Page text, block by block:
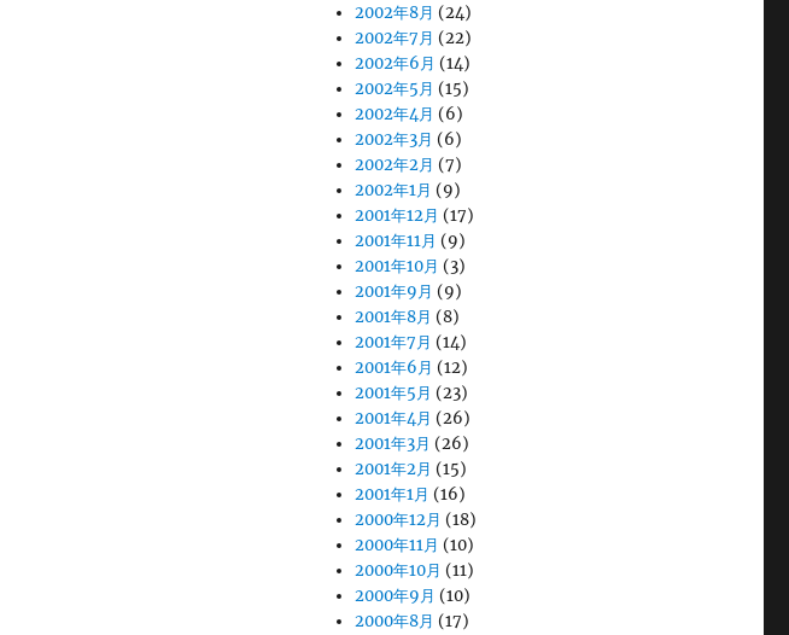
2002年8月 (24)
2002年7月 (22)
2002年6月 (14)
2002年5月 (15)
2002年4月 (6)
2002年3月 (6)
2002年2月 (7)
2002年1月 (9)
2001年12月 (17)
2001年11月 (9)
2001年10月 (3)
2001年9月 (9)
2001年8月 (8)
2001年7月 (14)
2001年6月 (12)
2001年5月 (23)
2001年4月 (26)
2001年3月 (26)
2001年2月 (15)
2001年1月 (16)
2000年12月 (18)
2000年11月 (10)
2000年10月 (11)
2000年9月 (10)
2000年8月 (17)